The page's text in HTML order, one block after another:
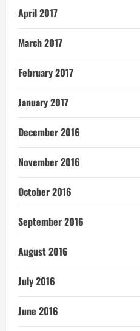
April 2017
March 2017
February 2017
January 2017
December 2016
November 2016
October 2016
September 2016
August 2016
July 2016
June 2016